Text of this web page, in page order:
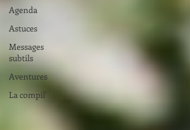
Agenda
Astuces
Messages
subtils
Aventures
La compil'